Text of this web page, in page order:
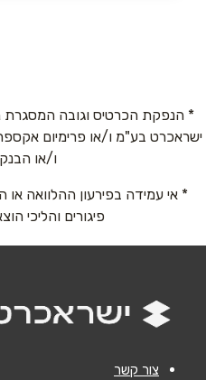
טלפון*
אימייל*
* הנפקת הכרטיס וגובה המסגרת
ישראכרט בע"מ ו/או פרימיום
ו/או
* אי עמידה בפירעון ההלוואה או
פיגורים והליכי
צור קשר